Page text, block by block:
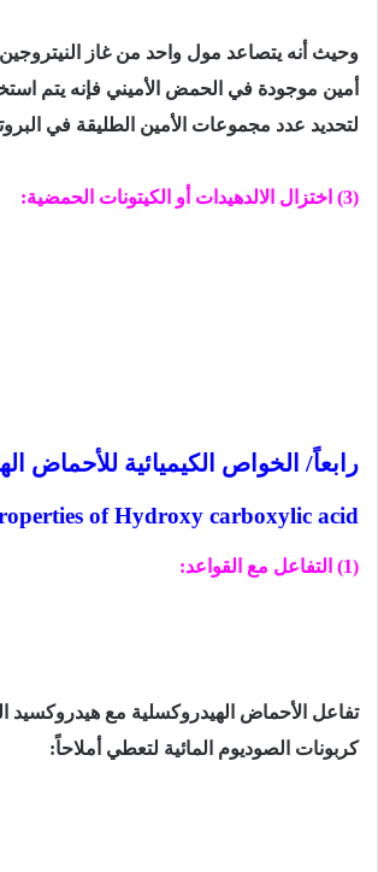
وحيث أنه يتصاعد مول واحد من غاز
أمين موجودة في الحمض الأميني فإنه يتم
لتحديد عدد مجموعات الأمين الطليقة في
(3) اختزال الالدهيدات أو الكيتونات الحمضية:
رابعاً/ الخواص الكيميائية للأحماض
of Hydroxy carboxylic acid
(1) التفاعل مع القواعد:
تفاعل الأحماض الهيدروكسلية مع هيدروكسيد
كربونات الصوديوم المائية لتعطي أملاحاً: